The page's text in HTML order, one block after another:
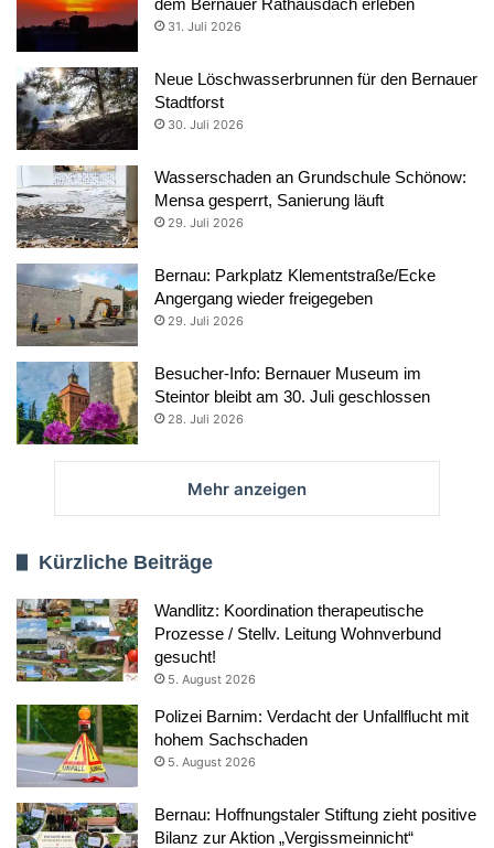
dem Bernauer Rathausdach erleben
31. Juli 2026
Neue Löschwasserbrunnen für den Bernauer
Stadtforst
30. Juli 2026
Wasserschaden an Grundschule Schönow:
Mensa gesperrt, Sanierung läuft
29. Juli 2026
Bernau: Parkplatz Klementstraße/Ecke
Angergang wieder freigegeben
29. Juli 2026
Besucher-Info: Bernauer Museum im
Steintor bleibt am 30. Juli geschlossen
28. Juli 2026
Mehr anzeigen
Kürzliche Beiträge
Wandlitz: Koordination therapeutische
Prozesse / Stellv. Leitung Wohnverbund
gesucht!
5. August 2026
Polizei Barnim: Verdacht der Unfallflucht mit
hohem Sachschaden
5. August 2026
Bernau: Hoffnungstaler Stiftung zieht positive
Bilanz zur Aktion „Vergissmeinnicht“